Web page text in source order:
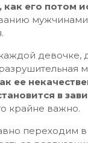
как его потом
девочке,
ее
в
крайне важно.
переходим